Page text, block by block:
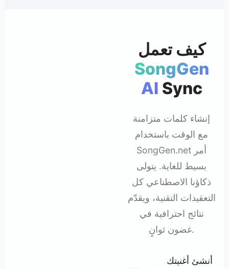
كيف تعمل
SongGen
AI Sync
إنشاء كلمات متزامنة
مع الوقت باستخدام
SongGen.net أمر
بسيط للغاية. يتولى
ذكاؤنا الاصطناعي كل
التعقيدات التقنية، ويقدّم
نتائج احترافية في
غضون ثوانٍ.
أنشئ أغنيتك